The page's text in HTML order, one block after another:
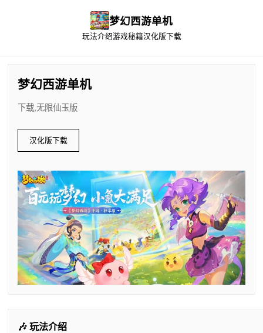
梦幻西游单机
玩法介绍游戏秘籍汉化版下载
梦幻西游单机
下载,无限仙玉版
汉化版下载
🎶 玩法介绍